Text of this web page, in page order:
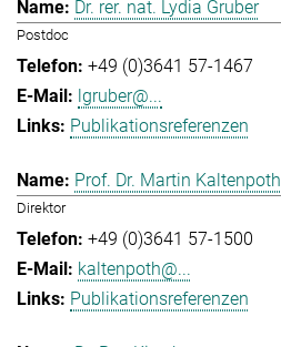
Dr. rer. nat. Lydia Gruber
Postdoc
+49 (0)3641 57-1467
lgruber@...
Publikationsreferenzen
Prof. Dr. Martin Kaltenpoth
Direktor
+49 (0)3641 57-1500
kaltenpoth@...
Publikationsreferenzen